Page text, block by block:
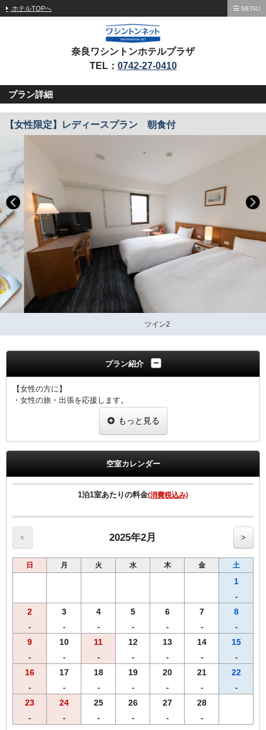
ホテルTOPへ MENU
奈良ワシントンホテルプラザ
TEL： 0742-27-0410
プラン詳細
【女性限定】レディースプラン 朝食付
ツイン2
プラン紹介
【女性の方に】
・女性の旅・出張を応援します。
当プランで御予約のお客様には選べるグッズをプレゼント。
※グッズ内容は予告なく変更する場合がございますのでご了承下さい
ませ。
※男性のお客様には御予約いただけませんので、他のプランにて御予
朝食付きのプランです。
和食・洋食のセットメニューよりお選び頂けます。
●高速インターネット回線(LAN接続/無料）
●全室、洗浄機付トイレ完備
●全室、加湿機能付空気清浄機設置
●枕元にUSBコンセント設置
もっと見る
空室カレンダー
1泊1室あたりの料金(消費税込み)
< 2025年2月 >
日 月 火 水 木 金 土
1
-
2
-
3
-
4
-
5
-
6
-
7
-
8
-
9
-
10
-
11
-
12
-
13
-
14
-
15
-
16
-
17
-
18
-
19
-
20
-
21
-
22
-
23
-
24
-
25
-
26
-
27
-
28
-